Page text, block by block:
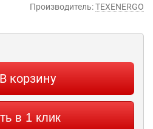
Производитель:TEXENERGO
В корзину
в 1 клик